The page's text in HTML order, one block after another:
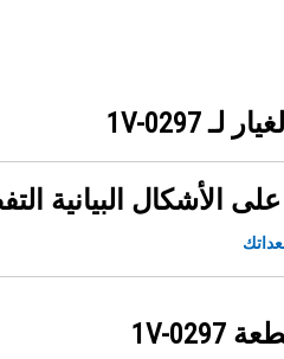
لـ1V-0297
على الأشكال البيانية
1V-0297